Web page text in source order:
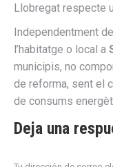
Llobregat respecte
Independentment
l’habitatge o local a
municipis, no
de reforma, sent el
de consums
Deja una